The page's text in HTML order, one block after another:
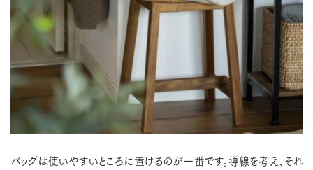
バッグは使いやすいところに置けるのが一番です。導線を考え、それ